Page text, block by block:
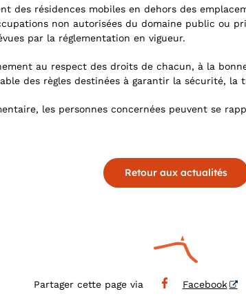
des résidences mobiles en dehors des
non autorisées du domaine public ou
par la réglementation en vigueur.
au respect des droits de chacun, à la
des règles destinées à garantir la sécurité,
les personnes concernées peuvent se
Retour aux actualités
Partager cette page via Facebook